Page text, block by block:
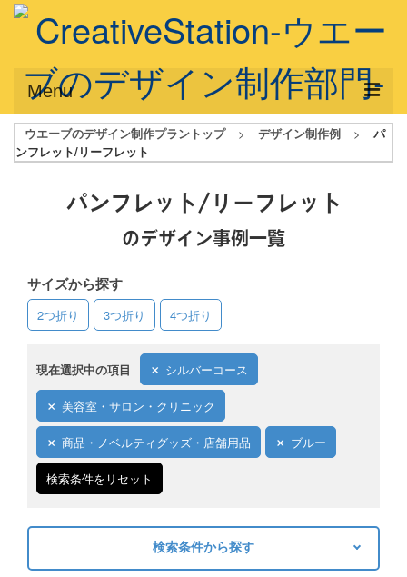
Menu
サービス概要
デザインアシスト
フルデザイン
データ修正
写真からイラスト作成
デザイン制作例
ご利用料金
ご利用ガイド
ご利用の流れ
キャンセルについて
ウエーブのデザイン制作プラントップ > デザイン制作例 >
パ
ンフレット/リーフレット
パンフレット/リーフレット
のデザイン事例一覧
サイズから探す
2つ折り 3つ折り 4つ折り
現在選択中の項目 シルバーコース
美容室・サロン・クリニック
商品・ノベルティグッズ・店舗用品 ブルー
検索条件をリセット
検索条件から探す